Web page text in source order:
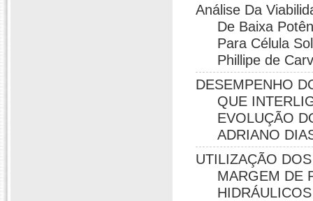
Análise Da
De Baixa
Para Célula
Phillipe de
DESEMPENHO
QUE
EVOLUÇÃO
ADRIANO
UTILIZAÇÃO
MARGEM DE